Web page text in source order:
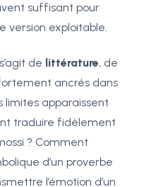
suffisant pour
version exploitable.
de littérature, de
ancrés dans
limites apparaissent
traduire fidèlement
? Comment
d’un proverbe
l’émotion d’un